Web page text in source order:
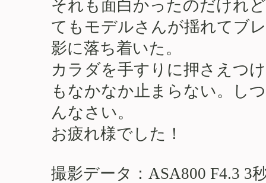
それも面白かったのだけれ
てもモデルさんが揺れてブ
影に落ち着いた。
カラダを手すりに押さえつ
もなかなか止まらない。し
んなさい。
お疲れ様でした！
撮影データ：ASA800 F4.3